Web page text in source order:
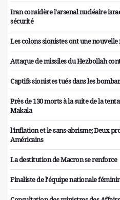
Iran considère l'arsenal nucléaire
sécurité
Les colons sionistes ont une
Attaque de missiles du Hezbollah
Captifs sionistes tués dans les
Près de 130 morts à la suite de la
Makala
l'inflation et le sans-abrisme; Deux
Américains
La destitution de Macron se renforce
Finaliste de l'équipe nationale